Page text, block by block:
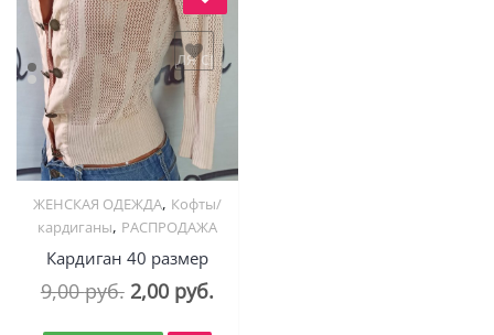
Quick View
ЖЕНСКАЯ ОДЕЖДА, Кофты/
кардиганы, РАСПРОДАЖА
Кардиган 40 размер
9,00руб. Первоначальная
2,00 руб.Текущая
в "нравится" для сравнения